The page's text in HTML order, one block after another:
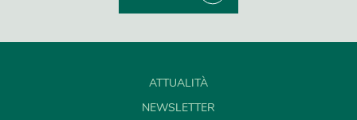
ATTUALITÀ
NEWSLETTER